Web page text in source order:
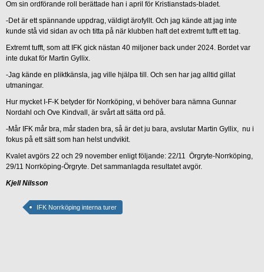
Om sin ordförande roll berättade han i april för Kristianstads-bladet.
-Det är ett spännande uppdrag, väldigt ärofyllt. Och jag kände att jag inte
kunde stå vid sidan av och titta på när klubben haft det extremt tufft ett tag.
Extremt tufft, som att IFK gick nästan 40 miljoner back under 2024. Bordet var
inte dukat för Martin Gyllix.
-Jag kände en pliktkänsla, jag ville hjälpa till. Och sen har jag alltid gillat
utmaningar.
Hur mycket I-F-K betyder för Norrköping, vi behöver bara nämna Gunnar
Nordahl och Ove Kindvall, är svårt att sätta ord på.
-Mår IFK mår bra, mår staden bra, så är det ju bara, avslutar Martin Gyllix, nu i
fokus på ett sätt som han helst undvikit.
Kvalet avgörs 22 och 29 november enligt följande: 22/11 Örgryte-Norrköping,
29/11 Norrköping-Örgryte. Det sammanlagda resultatet avgör.
Kjell Nilsson
IFK Norrköping interna turer